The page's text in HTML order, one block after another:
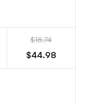
$18.74
$44.98